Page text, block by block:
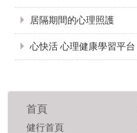
居隔期間的心理照護
心快活 心理健康學習平台
首頁
健行首頁